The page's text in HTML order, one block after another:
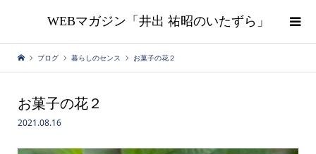
WEBマガジン「井出 祐昭のいたずら」
ブログ 暮らしのセンス お菓子の花２
お菓子の花２
2021.08.16